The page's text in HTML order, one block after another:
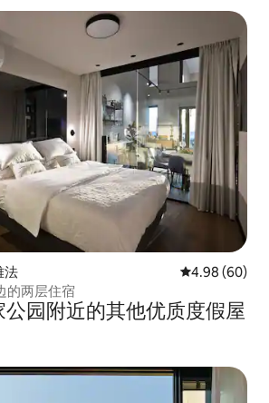
法 平均评分 4.98
4.98 (60)
的两层住宿
园附近的其他优质度假屋